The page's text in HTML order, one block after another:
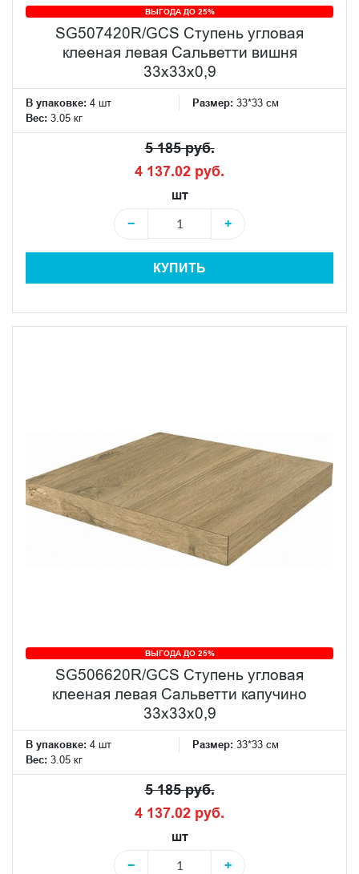
ВЫГОДА ДО 25%
SG507420R/GCS Ступень угловая
клееная левая Сальветти вишня
33x33x0,9
В упаковке: 4 шт Размер: 33*33 см
Вес: 3.05 кг
5 185 руб.
4 137.02 руб.
шт
−
+
КУПИТЬ
ВЫГОДА ДО 25%
SG506620R/GCS Ступень угловая
клееная левая Сальветти капучино
33x33x0,9
В упаковке: 4 шт Размер: 33*33 см
Вес: 3.05 кг
5 185 руб.
4 137.02 руб.
шт
−
+